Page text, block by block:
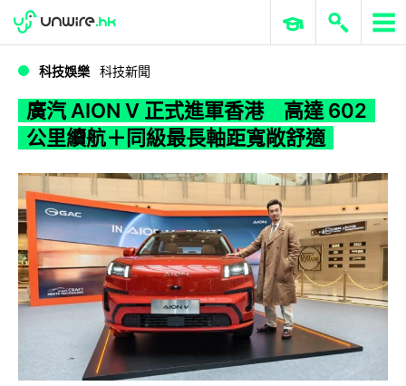
WWDC 2026 ERP 與商業 AI
科技娛樂 科技新聞
廣汽 AION V 正式進軍香港 高達 602
公里續航＋同級最長軸距寬敞舒適